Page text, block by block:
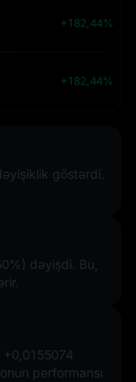
+182,44%
+182,44%
göstərdi.
dəyişdi. Bu,
+0,0155074
performansı